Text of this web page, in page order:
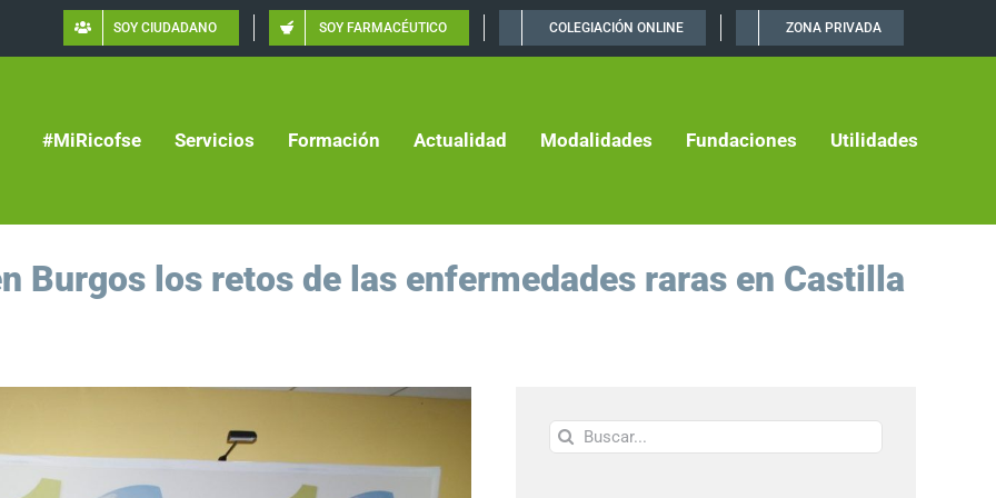
SOY CIUDADANO SOY FARMACÉUTICO COLEGIACIÓN ONLINE ZONA PRIVADA
#MiRicofse Servicios Formación Actualidad Modalidades Fundaciones Utilidades
Burgos los retos de las enfermedades raras en Castilla
Buscar: